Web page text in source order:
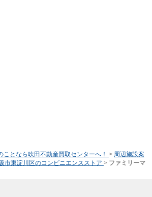
となら吹田不動産買取センターへ！ > 周辺施設案
市東淀川区のコンビニエンスストア > ファミリーマ